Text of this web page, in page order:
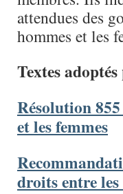
attendues des
hommes et les
Textes
Résolution
et les femmes
droits entre les